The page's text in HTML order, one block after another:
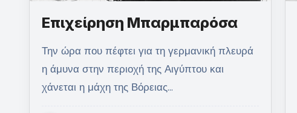
Επιχείρηση Μπαρμπαρόσα
Την ώρα που πέφτει για τη γερμανική πλευρά
η άμυνα στην περιοχή της Αιγύπτου και
χάνεται η μάχη της Βόρειας…